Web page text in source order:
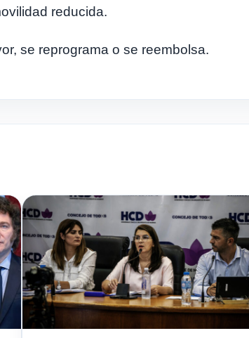
reducida.
se reprograma o se reembolsa.